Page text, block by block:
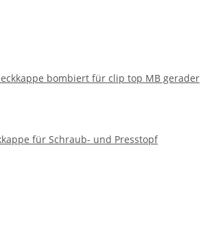
bombiert für clip top MB gerader